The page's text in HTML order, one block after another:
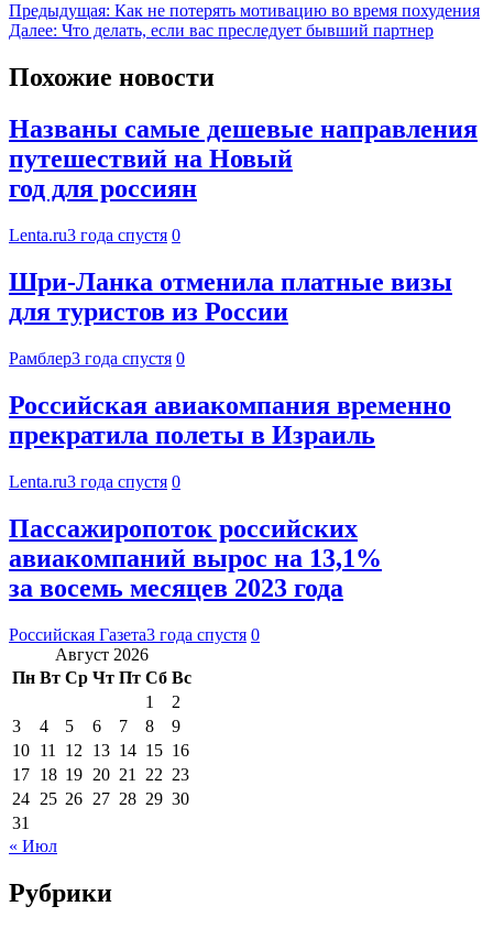
Предыдущая: Как не потерять мотивацию во время похудения
Далее: Что делать, если вас преследует бывший партнер
Похожие новости
Названы самые дешевые направления
путешествий на Новый
год для россиян
Lenta.ru3 года спустя 0
Шри-Ланка отменила платные визы
для туристов из России
Рамблер3 года спустя 0
Российская авиакомпания временно
прекратила полеты в Израиль
Lenta.ru3 года спустя 0
Пассажиропоток российских
авиакомпаний вырос на 13,1%
за восемь месяцев 2023 года
Российская Газета3 года спустя 0
Август 2026
Пн Вт Ср Чт Пт Сб Вс
1
2
3
4 5 6 7 8
9
10 11 12 13 14 15 16
17 18 19 20 21 22 23
24 25 26 27 28 29 30
31
« Июл
Рубрики